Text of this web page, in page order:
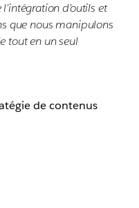
d’outils et
que nous manipulons
tout en un seul
de contenus